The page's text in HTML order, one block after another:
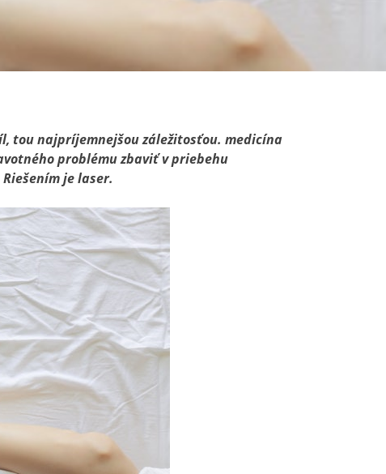
tou najpríjemnejšou záležitosťou. medicína
problému zbaviť v priebehu
je laser.